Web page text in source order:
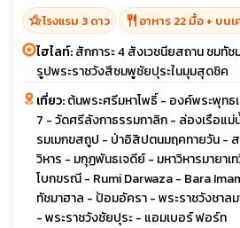
hotel_classโรงแรม 3 ดาว restaurant อาหาร 22 มื้อ + บนเ
ไฮไลท์:สักการะ 4 สังเวชนียสถาน ชมทั
รูปพระราชวังสีชมพูชัยปุระในมุมสุดชิค
เที่ยว:ต้นพระศรีมหาโพธิ์ - องค์พระพุท
7 - วัดศรีลังกาธรรมกาลิก - ล่องเรือแม่
รมเมกขสถูป - ป่าอิสิปตนมฤคทายวัน -
วิหาร - มกุฏพันธเจดีย์ - มหาวิหารมายาเ
โบกขรณี - Rumi Darwaza - Bara
ทัชมาฮาล - ป้อมอัครา - พระราชวังชาล
- พระราชวังชัยปุระ - แอมเบอร์ ฟอร์ท